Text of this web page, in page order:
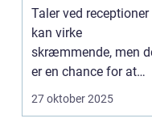
Taler ved receptioner
kan virke
skræmmende, men
er en chance for at
skabe minder og
27 oktober 2025